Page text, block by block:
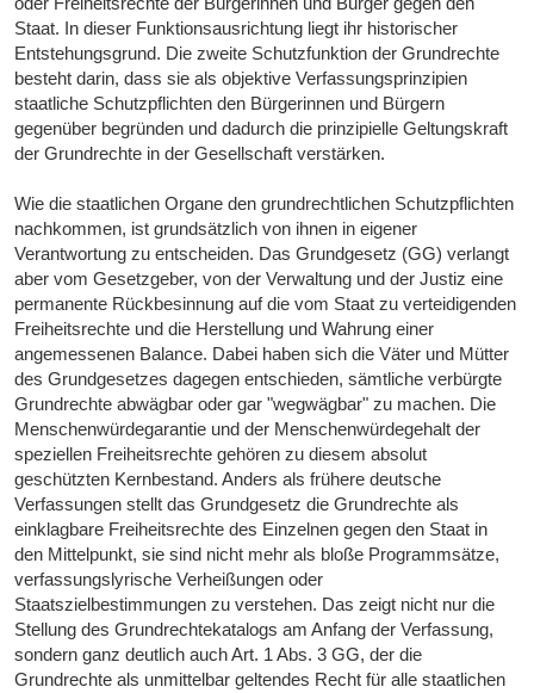
Staat. In dieser Funktionsausrichtung liegt ihr historischer
Entstehungsgrund. Die zweite Schutzfunktion der Grundrechte
besteht darin, dass sie als objektive Verfassungsprinzipien
staatliche Schutzpflichten den Bürgerinnen und Bürgern
gegenüber begründen und dadurch die prinzipielle Geltungskraft
der Grundrechte in der Gesellschaft verstärken.
Wie die staatlichen Organe den grundrechtlichen Schutzpflichten
nachkommen, ist grundsätzlich von ihnen in eigener
Verantwortung zu entscheiden. Das Grundgesetz (GG) verlangt
aber vom Gesetzgeber, von der Verwaltung und der Justiz eine
permanente Rückbesinnung auf die vom Staat zu verteidigenden
Freiheitsrechte und die Herstellung und Wahrung einer
angemessenen Balance. Dabei haben sich die Väter und Mütter
des Grundgesetzes dagegen entschieden, sämtliche verbürgte
Grundrechte abwägbar oder gar "wegwägbar" zu machen. Die
Menschenwürdegarantie und der Menschenwürdegehalt der
speziellen Freiheitsrechte gehören zu diesem absolut
geschützten Kernbestand. Anders als frühere deutsche
Verfassungen stellt das Grundgesetz die Grundrechte als
einklagbare Freiheitsrechte des Einzelnen gegen den Staat in
den Mittelpunkt, sie sind nicht mehr als bloße Programmsätze,
verfassungslyrische Verheißungen oder
Staatszielbestimmungen zu verstehen. Das zeigt nicht nur die
Stellung des Grundrechtekatalogs am Anfang der Verfassung,
sondern ganz deutlich auch Art. 1 Abs. 3 GG, der die
Grundrechte als unmittelbar geltendes Recht für alle staatlichen